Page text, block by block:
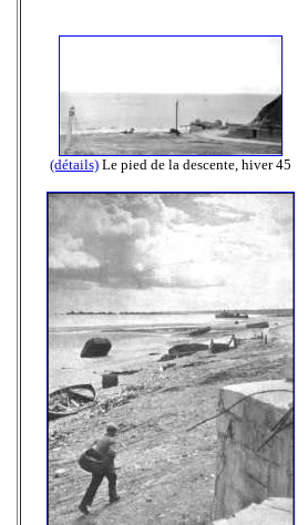
(détails) Le pied de la descente, hiver 45